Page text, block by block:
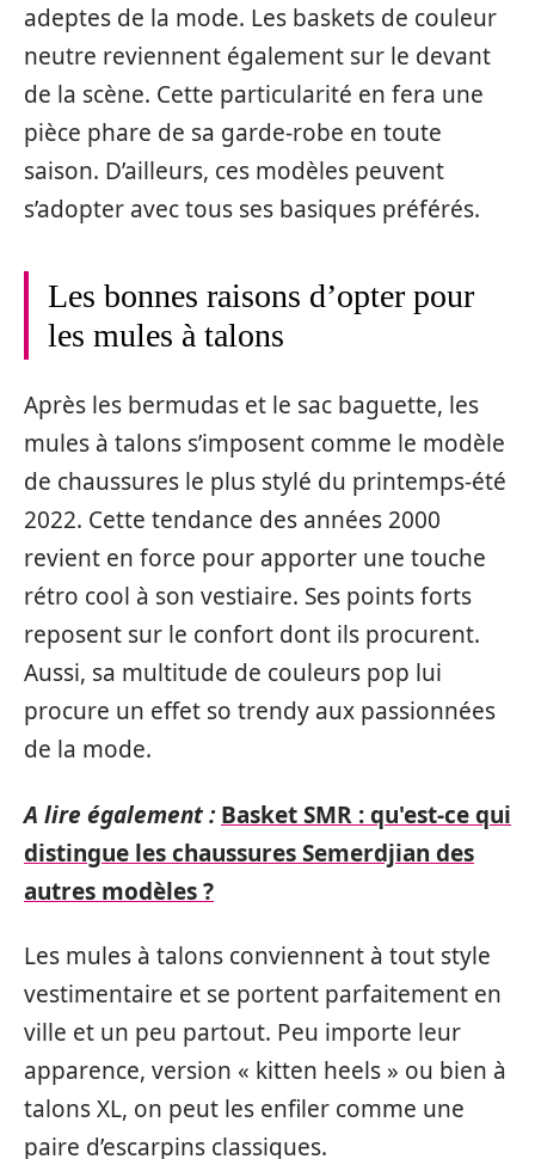
adeptes de la mode. Les baskets de couleur
neutre reviennent également sur le devant
de la scène. Cette particularité en fera une
pièce phare de sa garde-robe en toute
saison. D’ailleurs, ces modèles peuvent
s’adopter avec tous ses basiques préférés.
Les bonnes raisons d’opter pour
les mules à talons
Après les bermudas et le sac baguette, les
mules à talons s’imposent comme le modèle
de chaussures le plus stylé du printemps-été
2022. Cette tendance des années 2000
revient en force pour apporter une touche
rétro cool à son vestiaire. Ses points forts
reposent sur le confort dont ils procurent.
Aussi, sa multitude de couleurs pop lui
procure un effet so trendy aux passionnées
de la mode.
A lire également : Basket SMR : qu'est-ce qui
distingue les chaussures Semerdjian des
autres modèles ?
Les mules à talons conviennent à tout style
vestimentaire et se portent parfaitement en
ville et un peu partout. Peu importe leur
apparence, version « kitten heels » ou bien à
talons XL, on peut les enfiler comme une
paire d’escarpins classiques.